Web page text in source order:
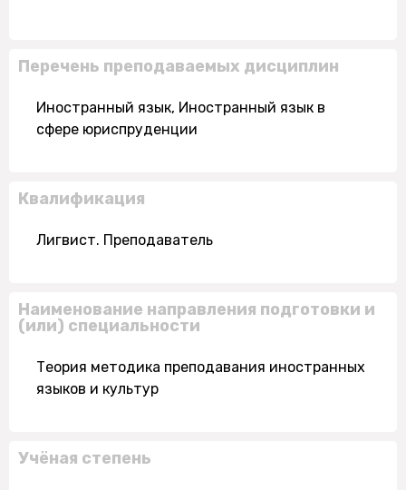
Перечень преподаваемых дисциплин
Иностранный язык, Иностранный язык в
сфере юриспруденции
Квалификация
Лигвист. Преподаватель
Наименование направления подготовки и
(или) специальности
Теория методика преподавания иностранных
языков и культур
Учёная степень